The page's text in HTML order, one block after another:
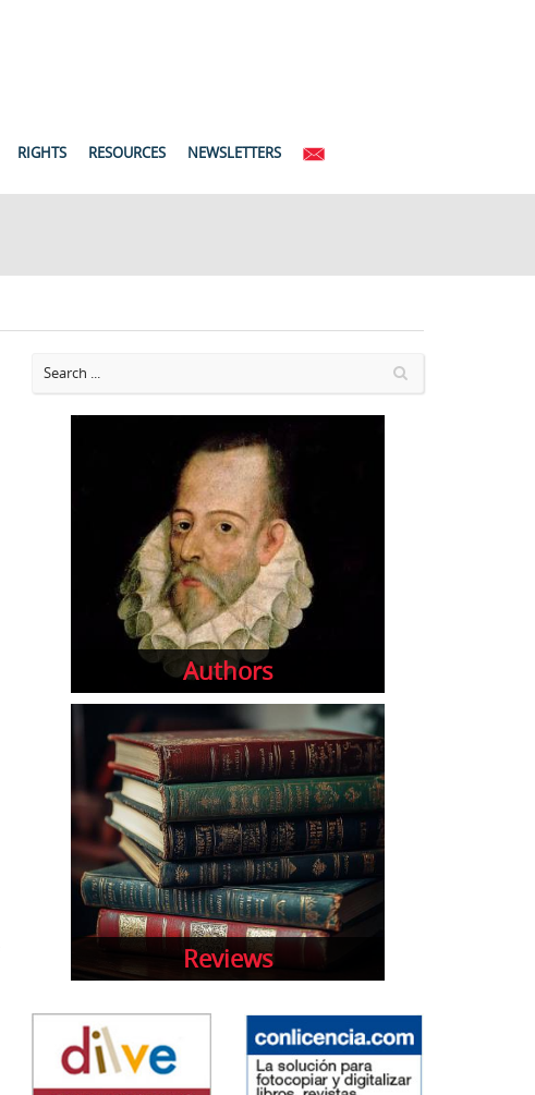
RIGHTS RESOURCES NEWSLETTERS
Authors
Reviews